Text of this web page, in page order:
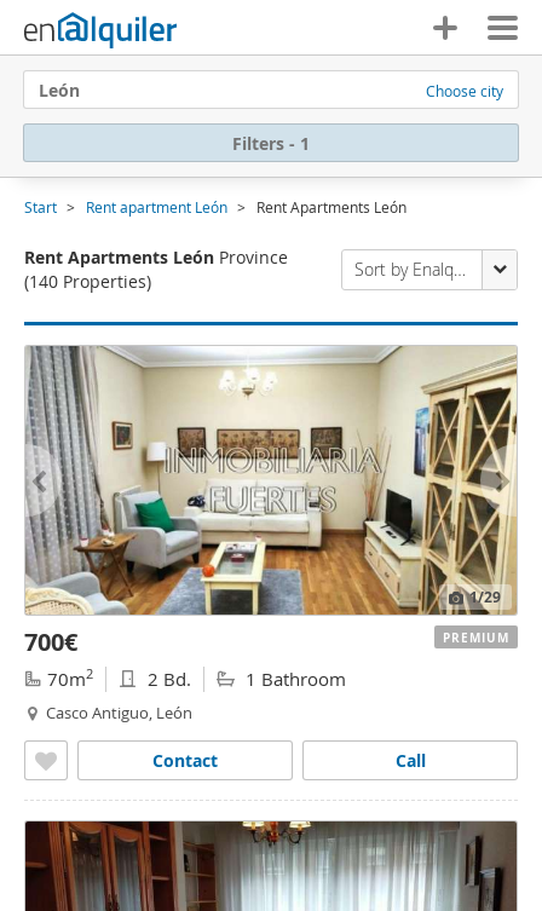
León Choose city
Filters - 1
Start Rent apartment León Rent Apartments León
Rent Apartments León Province
(140 Properties)
Sort by Enalquiler
1/29
700€
70m2 2 Bd. 1 Bathroom
Casco Antiguo, León
Call
Contact
PREMIUM